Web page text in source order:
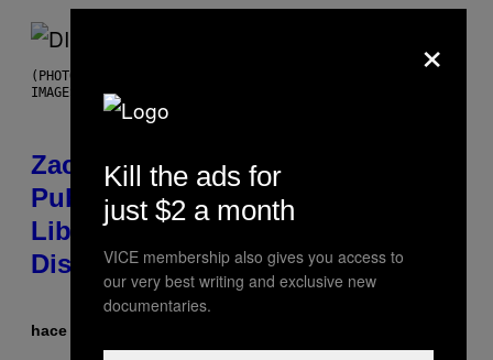
(PHOTO BY ROBERTO PANUCCI – CORBIS/CORBIS VIA GETTY
IMAGES)
Zachary Cole Smith Wants a
Publicly Owned Music Streaming
Library Built on Spotify’s
Dismantled Bones
hace 1 minuto
×
Kill the ads for
just $2 a month
VICE membership also gives you access to
our very best writing and exclusive new
documentaries.